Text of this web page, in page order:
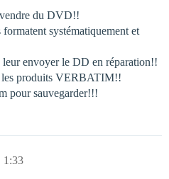
du DVD!!
systématiquement et
envoyer le DD en réparation!!
les produits VERBATIM!!
pour sauvegarder!!!
1:33